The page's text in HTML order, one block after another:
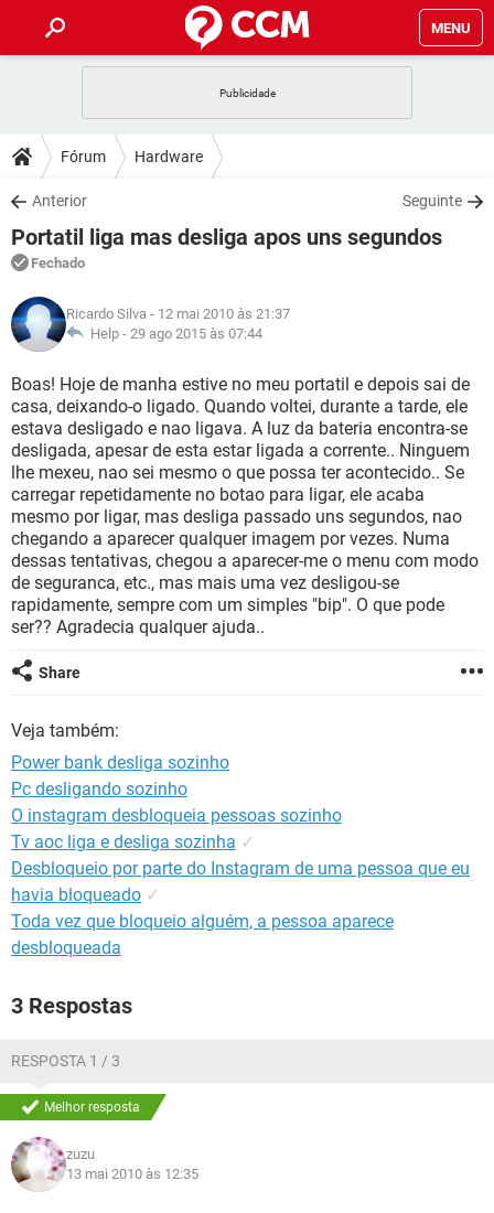
MENU
CELULAR
OUTLOOK
INSTAGRAM GMAIL
GUIA DE COMPRAS
DICAS
JOGOS
OUTLOOK
INSTAGRAM
GUIA DE COMPRAS
DOWNLOADS
JOGOS WHATSAPP
CELULAR
OUTLOOK EXCEL
INSTAGRAM
GUIA DE COMPRAS
FÓRUM
JOGOS
CELULAR
INSTAGRAM GMAIL
GUIA DE COMPRAS
GLOSSÁRIO
JOGOS
CELULAR FACEBOOK
OUTLOOK EXCEL
INSTAGRAM GMAIL
GUIA DE COMPRAS
Fórum Hardware
Anterior Seguinte
Portatil liga mas desliga apos uns segundos
Fechado
Ricardo Silva - 12 mai 2010 às 21:37
Help - 29 ago 2015 às 07:44
Boas! Hoje de manha estive no meu portatil e depois sai de
casa, deixando-o ligado. Quando voltei, durante a tarde, ele
estava desligado e nao ligava. A luz da bateria encontra-se
desligada, apesar de esta estar ligada a corrente.. Ninguem
lhe mexeu, nao sei mesmo o que possa ter acontecido.. Se
carregar repetidamente no botao para ligar, ele acaba
mesmo por ligar, mas desliga passado uns segundos, nao
chegando a aparecer qualquer imagem por vezes. Numa
dessas tentativas, chegou a aparecer-me o menu com modo
de seguranca, etc., mas mais uma vez desligou-se
rapidamente, sempre com um simples "bip". O que pode
ser?? Agradecia qualquer ajuda..
Share
Veja também:
Power bank desliga sozinho
Pc desligando sozinho
O instagram desbloqueia pessoas sozinho
Tv aoc liga e desliga sozinha ✓
Desbloqueio por parte do Instagram de uma pessoa que eu
havia bloqueado ✓
Toda vez que bloqueio alguém, a pessoa aparece
desbloqueada
3 Respostas
RESPOSTA 1 / 3
Melhor resposta
zuzu
13 mai 2010 às 12:35